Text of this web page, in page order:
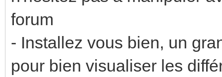
forum
- Installez vous bien, un
pour bien visualiser les